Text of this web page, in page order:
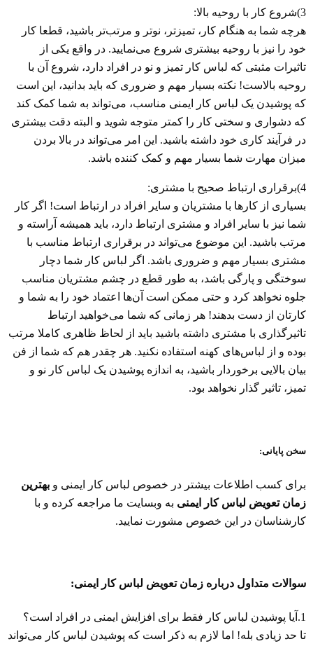
3)شروع کار با روحیه بالا:
هرچه شما به هنگام کار، تمیزتر، نوتر و مرتب‌تر باشید، قطعا کار
خود را نیز با روحیه بیشتری شروع می‌نمایید. در واقع یکی از
تاثیرات مثبتی که لباس کار تمیز و نو در افراد دارد، شروع آن با
روحیه بالاست! نکته بسیار مهم و ضروری که باید بدانید، این است
که پوشیدن یک لباس کار ایمنی مناسب، می‌تواند به شما کمک کند
که دشواری و سختی کار را کمتر متوجه شوید و البته دقت بیشتری
در فرآیند کاری خود داشته باشید. این امر می‌تواند در بالا بردن
میزان مهارت شما بسیار مهم و کمک کننده باشد.
4)برقراری ارتباط صحیح با مشتری:
بسیاری از کارها با مشتریان و سایر افراد در ارتباط است! اگر کار
شما نیز با سایر افراد و مشتری ارتباط دارد، باید همیشه آراسته و
مرتب باشید. این موضوع می‌تواند در برقراری ارتباط مناسب با
مشتری بسیار مهم و ضروری باشد. اگر لباس کار شما دچار
سوختگی و پارگی باشد، به طور قطع در چشم مشتریان مناسب
جلوه نخواهد کرد و حتی ممکن است آن‌ها اعتماد خود را به شما و
کارتان از دست بدهند! هر زمانی که شما می‌خواهید ارتباط
تاثیرگذاری با مشتری داشته باشید باید از لحاظ ظاهری کاملا مرتب
بوده و از لباس‌های کهنه استفاده نکنید. هر چقدر هم که شما از فن
بیان بالایی برخوردار باشید، به اندازه پوشیدن یک لباس کار نو و
تمیز، تاثیر گذار نخواهد بود.
سخن پایانی:
برای کسب اطلاعات بیشتر در خصوص لباس کار ایمنی و بهترین
زمان تعویض لباس کار ایمنی به وبسایت ما مراجعه کرده و با
کارشناسان در این خصوص مشورت نمایید.
سوالات متداول درباره زمان تعویض لباس کار ایمنی:
1.آیا پوشیدن لباس کار فقط برای افزایش ایمنی در افراد است؟
تا حد زیادی بله! اما لازم به ذکر است که پوشیدن لباس کار می‌تواند